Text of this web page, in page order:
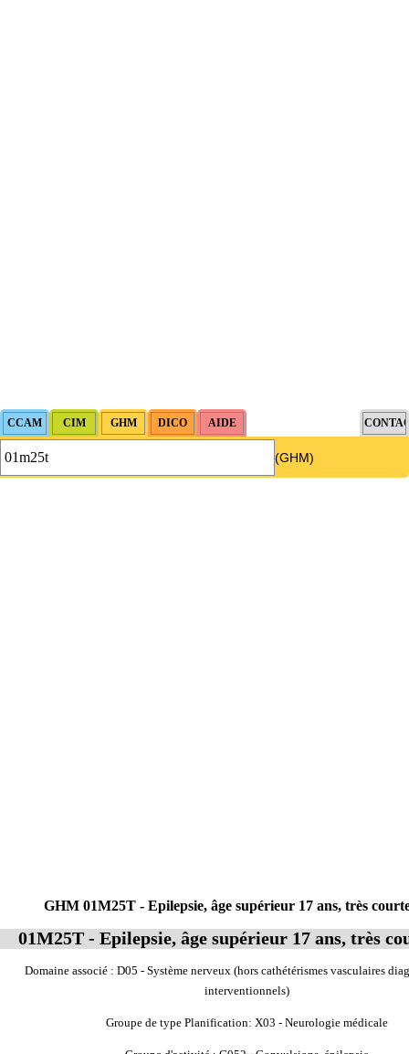
(GHM)
GHM 01M25T - Epilepsie, âge supérieur 17 ans, très
01M25T - Epilepsie, âge supérieur 17 ans, très
Domaine associé : D05 - Système nerveux (hors cathétérismes vasculaires
interventionnels)
Groupe de type Planification: X03 - Neurologie médicale